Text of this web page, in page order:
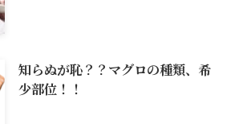
知らぬが恥？？マグロの種類、希
少部位！！